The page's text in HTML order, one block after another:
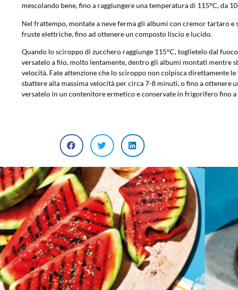
mescolando bene, fino a raggiungere una temperatura di 115°C, da
Nel frattempo, montate a neve ferma gli albumi con cremor tartaro
fruste elettriche, fino ad ottenere un composto liscio e lucido.
Quando lo sciroppo di zucchero raggiunge 115°C, toglietelo dal
versatelo a filo, molto lentamente, dentro gli albumi montati mentre
velocità. Fate attenzione che lo sciroppo non colpisca direttamente
sbattere alla massima velocità per circa 7-8 minuti, o fino a ottenere
versatelo in un contenitore ermetico e conservate in frigorifero fino a